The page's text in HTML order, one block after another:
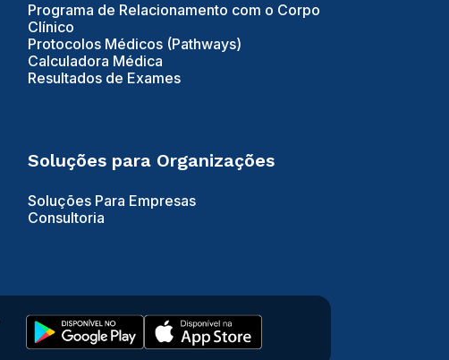
Programa de Relacionamento com o Corpo
Clínico
Protocolos Médicos (Pathways)
Calculadora Médica
Resultados de Exames
Soluções para Organizações
Soluções Para Empresas
Consultoria